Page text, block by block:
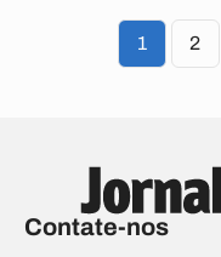
1 2
Contate-nos